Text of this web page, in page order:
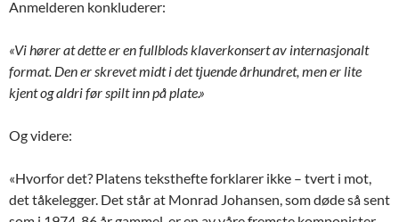
Anmelderen konkluderer:
«Vi hører at dette er en fullblods klaverkonsert av internasjonalt
format. Den er skrevet midt i det tjuende århundret, men er lite
kjent og aldri før spilt inn på plate.»
Og videre:
«Hvorfor det? Platens teksthefte forklarer ikke – tvert i mot,
det tåkelegger. Det står at Monrad Johansen, som døde så sent